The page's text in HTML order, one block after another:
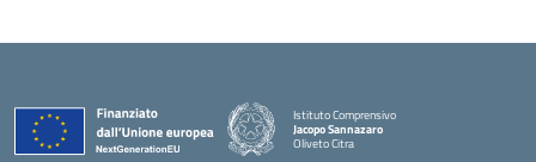
Istituto Comprensivo
Jacopo Sannazaro
Oliveto Citra